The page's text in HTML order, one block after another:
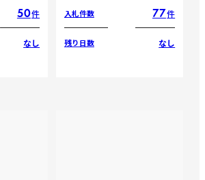
50件
なし
入札件数 77件
残り日数 なし